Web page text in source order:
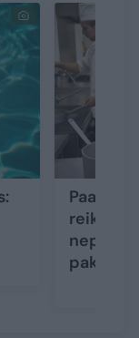
reikia
pakeisti